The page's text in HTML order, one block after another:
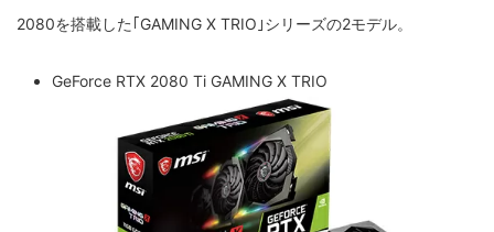
2080を搭載した｢GAMING X TRIO｣シリーズの2モデル。
GeForce RTX 2080 Ti GAMING X TRIO